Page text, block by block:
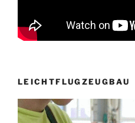
LEICHTFLUGZEUGBAU